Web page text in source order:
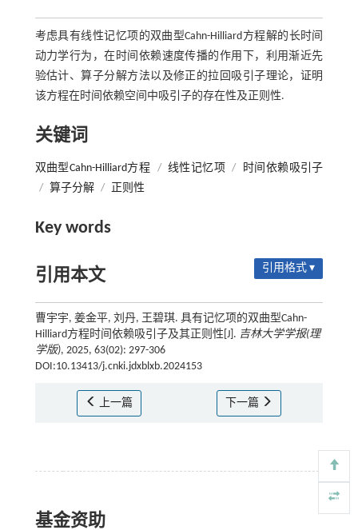
考虑具有线性记忆项的双曲型Cahn-Hilliard方程解的长时间
动力学行为，在时间依赖速度传播的作用下，利用渐近先
验估计、算子分解方法以及修正的拉回吸引子理论，证明
该方程在时间依赖空间中吸引子的存在性及正则性.
关键词
双曲型Cahn-Hilliard方程 / 线性记忆项 /
时间依赖吸引子
/ 算子分解 / 正则性
Key words
引用本文 引用格式 ▾
曹宇宇, 姜金平, 刘丹, 王碧琪. 具有记忆项的双曲型Cahn-
Hilliard方程时间依赖吸引子及其正则性[J]. 吉林大学学报(理
学版), 2025, 63(02): 297-306
DOI:10.13413/j.cnki.jdxblxb.2024153
上一篇 下一篇
基金资助